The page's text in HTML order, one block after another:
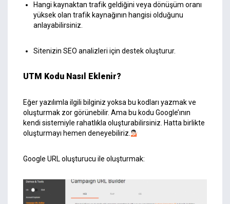
Hangi kaynaktan trafik geldiğini veya dönüşüm oranı
yüksek olan trafik kaynağının hangisi olduğunu
anlayabilirsiniz.
Sitenizin SEO analizleri için destek oluşturur.
UTM Kodu Nasıl Eklenir?
Eğer yazılımla ilgili bilginiz yoksa bu kodları yazmak ve
oluşturmak zor görünebilir. Ama bu kodu Google’ının
kendi sistemiyle rahatlıkla oluşturabilirsiniz. Hatta birlikte
oluşturmayı hemen deneyebiliriz.
Google URL oluşturucu ile oluşturmak: